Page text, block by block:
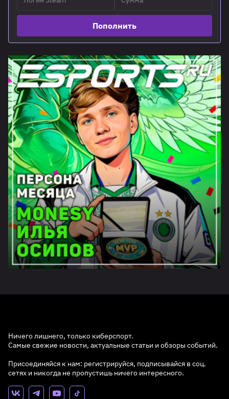
Пополнить
Ничего лишнего, только киберспорт.
Самые свежие новости, актуальные статьи и обзоры событий.
Присоединяйся к нам: регистрируйся, подписывайся в соц.
сетях и никогда не пропустишь ничего интересного.